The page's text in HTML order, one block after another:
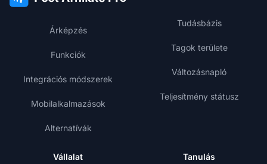
Árképzés
Funkciók
Integrációs módszerek
Mobilalkalmazások
Alternatívák
Tudásbázis
Tagok területe
Változásnapló
Teljesítmény státusz
Vállalat Tanulás